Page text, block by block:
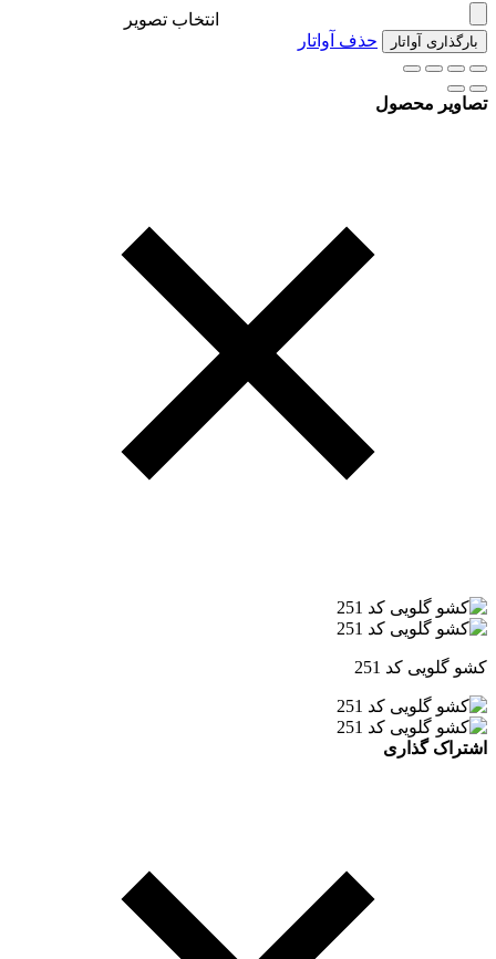
انتخاب تصویر
بارگذاری آواتار حذف آواتار
تصاویر محصول
کشو گلویی کد 251
اشتراک گذاری